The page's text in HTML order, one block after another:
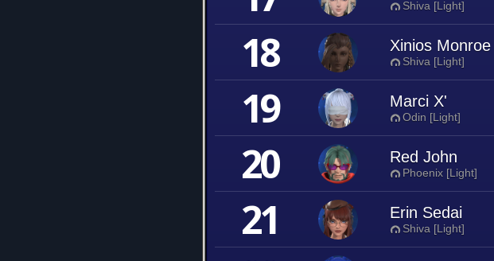
Shiva [Light]
18 Xinios Monroe
Shiva [Light]
19 Marci X'
Odin [Light]
20 Red John
Phoenix [Light]
21 Erin Sedai
Shiva [Light]